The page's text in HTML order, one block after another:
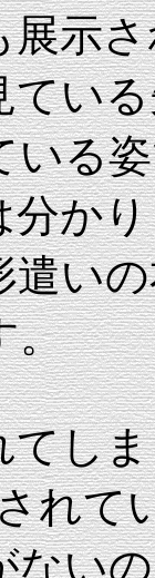
展示
てい
いる
分か
遣い
。
しま
れて
ない